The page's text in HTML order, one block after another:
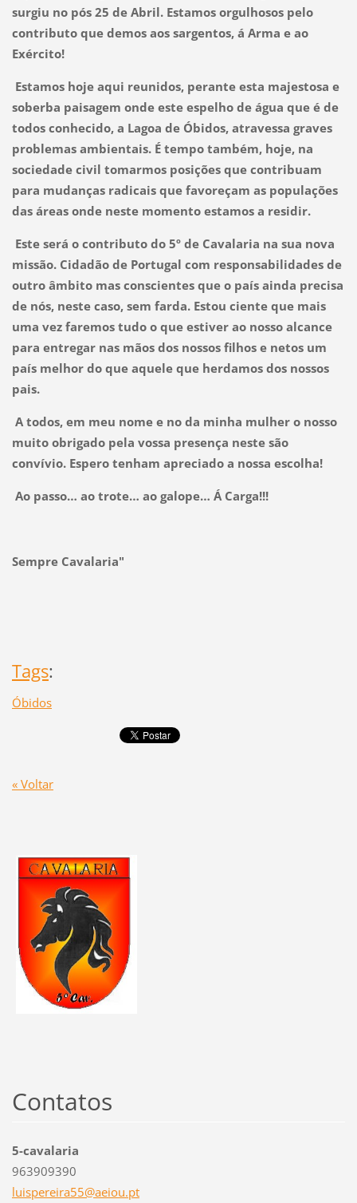
surgiu no pós 25 de Abril. Estamos orgulhosos pelo
contributo que demos aos sargentos, á Arma e ao
Exército!
Estamos hoje aqui reunidos, perante esta majestosa e
soberba paisagem onde este espelho de água que é de
todos conhecido, a Lagoa de Óbidos, atravessa graves
problemas ambientais. É tempo também, hoje, na
sociedade civil tomarmos posições que contribuam
para mudanças radicais que favoreçam as populações
das áreas onde neste momento estamos a residir.
Este será o contributo do 5º de Cavalaria na sua nova
missão. Cidadão de Portugal com responsabilidades de
outro âmbito mas conscientes que o país ainda precisa
de nós, neste caso, sem farda. Estou ciente que mais
uma vez faremos tudo o que estiver ao nosso alcance
para entregar nas mãos dos nossos filhos e netos um
país melhor do que aquele que herdamos dos nossos
pais.
A todos, em meu nome e no da minha mulher o nosso
muito obrigado pela vossa presença neste são
convívio. Espero tenham apreciado a nossa escolha!
Ao passo… ao trote… ao galope… Á Carga!!!
Sempre Cavalaria"
Tags:
Óbidos
« Voltar
Contatos
5-cavalaria
963909390
luispereira55@aeiou.pt